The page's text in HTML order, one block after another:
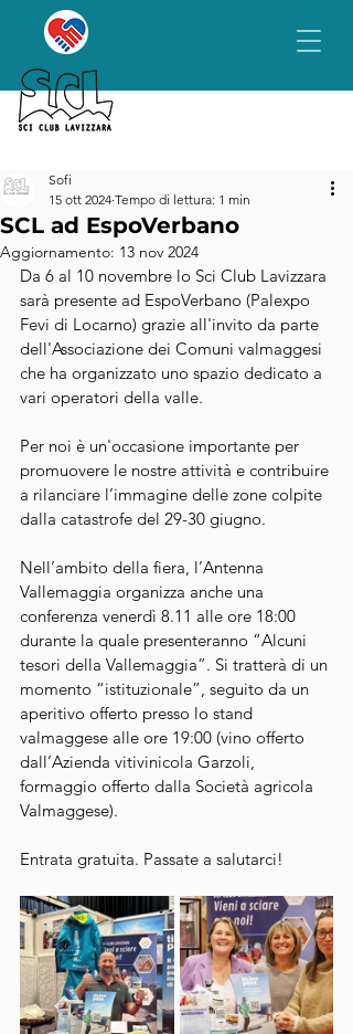
SCL ad EspoVerbano
Sofi
15 ott 2024 Tempo di lettura: 1 min
Aggiornamento: 13 nov 2024
Da 6 al 10 novembre lo Sci Club Lavizzara
sarà presente ad EspoVerbano (Palexpo
Fevi di Locarno) grazie all'invito da parte
dell'Associazione dei Comuni valmaggesi
che ha organizzato uno spazio dedicato a
vari operatori della valle.
Per noi è un'occasione importante per
promuovere le nostre attività e contribuire
a rilanciare l’immagine delle zone colpite
dalla catastrofe del 29-30 giugno.
Nell’ambito della fiera, l’Antenna
Vallemaggia organizza anche una
conferenza venerdì 8.11 alle ore 18:00
durante la quale presenteranno “Alcuni
tesori della Vallemaggia”. Si tratterà di un
momento “istituzionale”, seguito da un
aperitivo offerto presso lo stand
valmaggese alle ore 19:00 (vino offerto
dall’Azienda vitivinicola Garzoli,
formaggio offerto dalla Società agricola
Valmaggese).
Entrata gratuita. Passate a salutarci!